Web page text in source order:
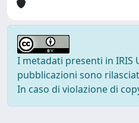
I metadati presenti in IRIS
pubblicazioni sono
In caso di violazione di